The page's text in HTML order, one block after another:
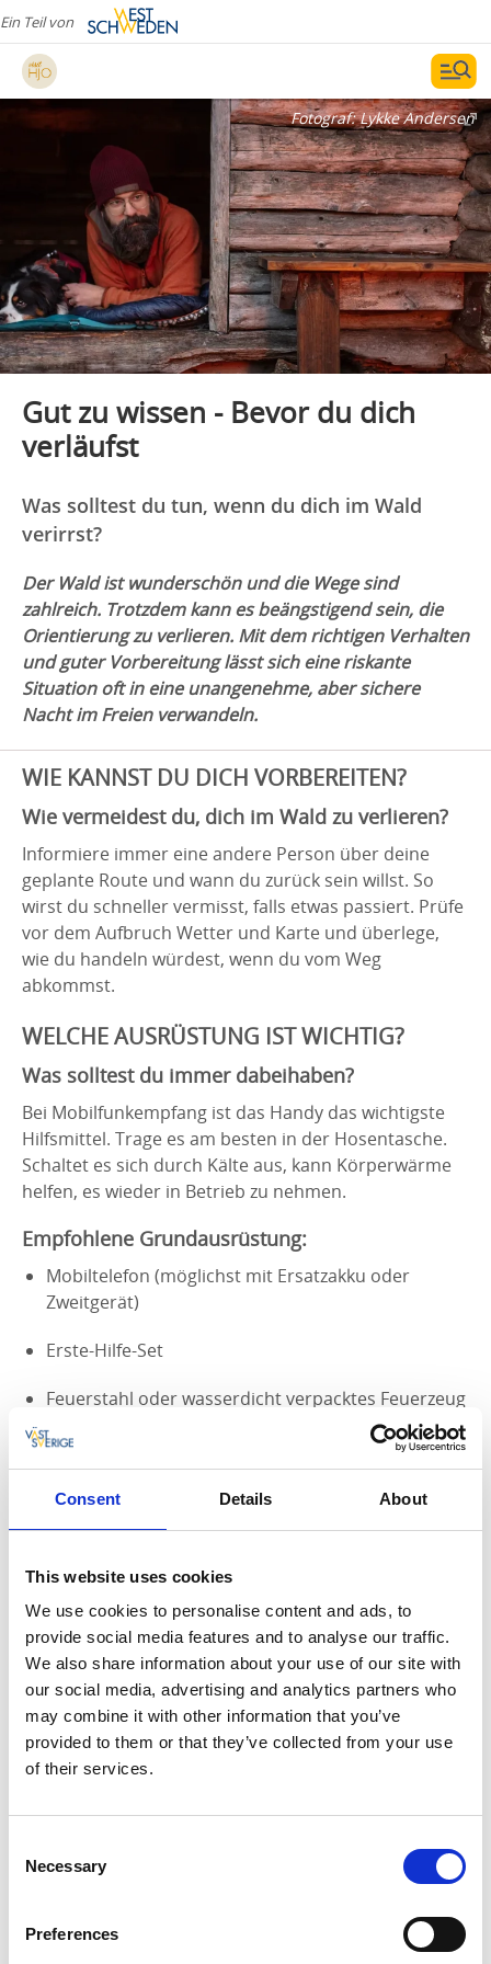
Consent Details About
This website uses cookies
We use cookies to personalise content and ads, to
provide social media features and to analyse our traffic.
We also share information about your use of our site with
our social media, advertising and analytics partners who
may combine it with other information that you’ve
provided to them or that they’ve collected from your use
of their services.
Selection
Necessary
Preferences
Ein Teil von
Fotograf:Lykke Andersen
Gut zu wissen - Bevor du dich
verläufst
Was solltest du tun, wenn du dich im Wald
verirrst?
Der Wald ist wunderschön und die Wege sind
zahlreich. Trotzdem kann es beängstigend sein, die
Orientierung zu verlieren. Mit dem richtigen Verhalten
und guter Vorbereitung lässt sich eine riskante
Situation oft in eine unangenehme, aber sichere
Nacht im Freien verwandeln.
WIE KANNST DU DICH VORBEREITEN?
Wie vermeidest du, dich im Wald zu verlieren?
Informiere immer eine andere Person über deine
geplante Route und wann du zurück sein willst. So
wirst du schneller vermisst, falls etwas passiert. Prüfe
vor dem Aufbruch Wetter und Karte und überlege,
wie du handeln würdest, wenn du vom Weg
abkommst.
WELCHE AUSRÜSTUNG IST WICHTIG?
Was solltest du immer dabeihaben?
Bei Mobilfunkempfang ist das Handy das wichtigste
Hilfsmittel. Trage es am besten in der Hosentasche.
Schaltet es sich durch Kälte aus, kann Körperwärme
helfen, es wieder in Betrieb zu nehmen.
Empfohlene Grundausrüstung:
Mobiltelefon (möglichst mit Ersatzakku oder
Zweitgerät)
Erste-Hilfe-Set
Feuerstahl oder wasserdicht verpacktes Feuerzeug
Auffällige Kleidung in kräftigen Farben oder mit
Reflektoren
WAS BEDEUTET DIE STOP-REGEL?
Wie bleibst du ruhig, wenn du die Orientierung
verlierst?
Die sogenannte STOP-Regelhilft, einen klaren Kopf zu
bewahren:
Stopp– bleib stehen und vermeide Panik
Think (Denken)– analysiere die Situation
Orientieren
– erkennst du Wege, Geräusche oder
Planen– entscheide, was als Nächstes sinnvoll ist